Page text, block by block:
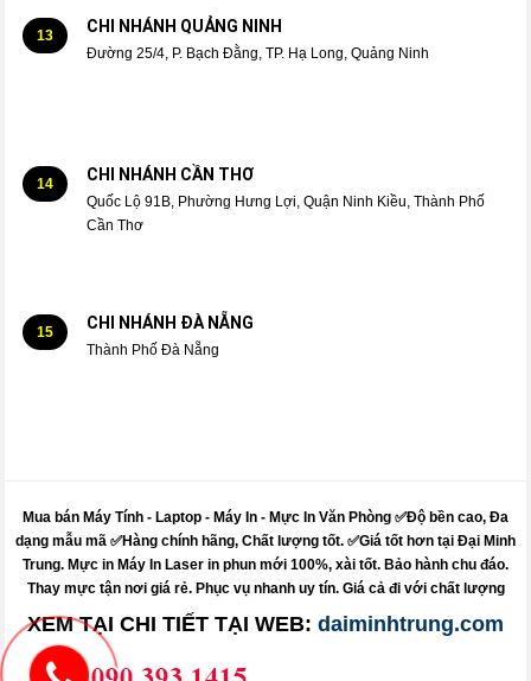
13 CHI NHÁNH QUẢNG NINH
Đường 25/4, P. Bạch Đằng, TP. Hạ Long, Quảng Ninh
14 CHI NHÁNH CẦN THƠ
Quốc Lộ 91B, Phường Hưng Lợi, Quận Ninh Kiều, Thành Phố
Cần Thơ
15 CHI NHÁNH ĐÀ NẴNG
Thành Phố Đà Nẵng
Mua bán Máy Tính - Laptop - Máy In - Mực In Văn Phòng ✅Độ bền cao, Đa
dạng mẫu mã ✅Hàng chính hãng, Chất lượng tốt. ✅Giá tốt hơn tại Đại Minh
Trung. Mực in Máy In Laser in phun mới 100%, xài tốt. Bảo hành chu đáo.
Thay mựctận nơi giá rẻ. Phục vụ nhanh uy tín. Giá cả đi với chất lượng
XEM TẠI CHI TIẾT TẠI WEB: daiminhtrung.com